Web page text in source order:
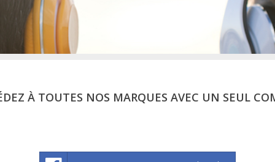
À TOUTES NOS MARQUES AVEC UN SEUL